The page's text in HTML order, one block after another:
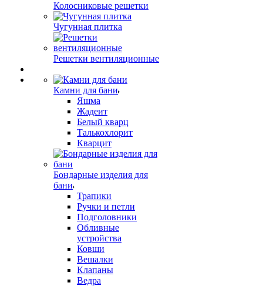
Колосниковые решетки
Чугунная плитка
Решетки вентиляционные
Камни для бани
Яшма
Жадеит
Белый кварц
Талькохлорит
Кварцит
Бондарные изделия для
бани
Трапики
Ручки и петли
Подголовники
Обливные
устройства
Ковши
Вешалки
Клапаны
Ведра